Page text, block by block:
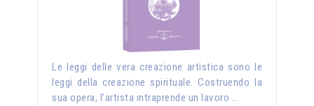
Le leggi delle vera creazione artistica sono le
leggi della creazione spirituale. Costruendo la
sua opera, l’artista intraprende un lavoro …